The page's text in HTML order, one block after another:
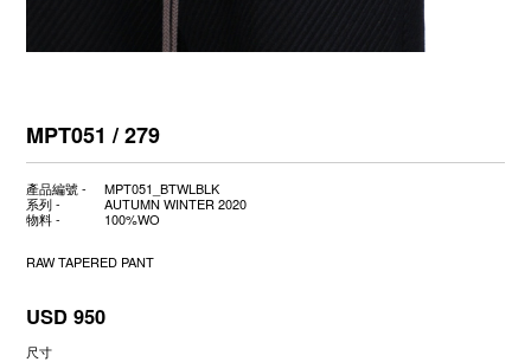
MPT051 / 279
產品編號 -
MPT051_BTWLBLK
系列 -
AUTUMN WINTER 2020
物料 -
100%WO
RAW TAPERED PANT
USD 950
尺寸